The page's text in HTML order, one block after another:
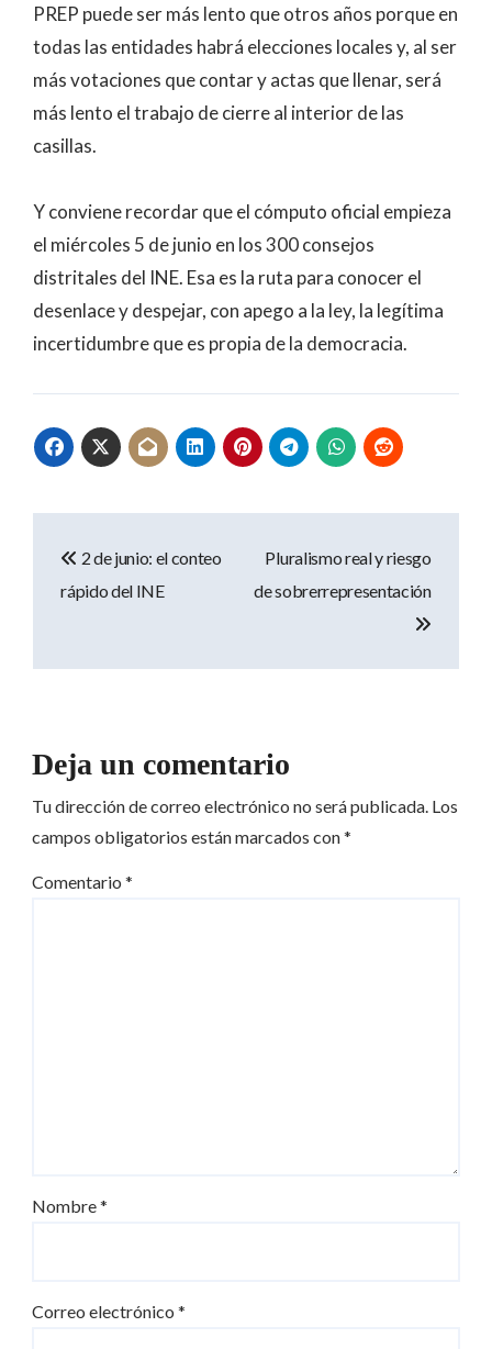
PREP puede ser más lento que otros años porque en
todas las entidades habrá elecciones locales y, al ser
más votaciones que contar y actas que llenar, será
más lento el trabajo de cierre al interior de las
casillas.
Y conviene recordar que el cómputo oficial empieza
el miércoles 5 de junio en los 300 consejos
distritales del INE. Esa es la ruta para conocer el
desenlace y despejar, con apego a la ley, la legítima
incertidumbre que es propia de la democracia.
de
2 de junio: el conteo
rápido del INE
Pluralismo real y riesgo
de sobrerrepresentación
Deja un comentario
Tu dirección de correo electrónico no será publicada. Los
campos obligatorios están marcados con*
Comentario *
Nombre*
Correo electrónico *